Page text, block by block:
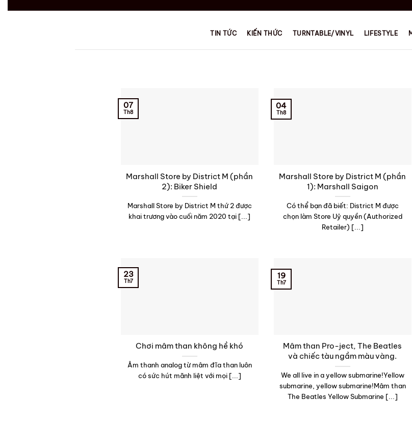
TIN TỨC KIẾN THỨC TURNTABLE/VINYL LIFESTYLE
Marshall Store by District M (phần
2): Biker Shield
Marshall Store by District M thứ 2 được
khai trương vào cuối năm 2020 tại [...]
07
Th8
Marshall Store by District M (phần
1): Marshall Saigon
Có thể bạn đã biết: District M được
chọn làm Store Uỷ quyền (Authorized
Retailer) [...]
04
Th8
Chơi mâm than không hề khó
Âm thanh analog từ mâm đĩa than luôn
có sức hút mãnh liệt với mọi [...]
23
Th7
Mâm than Pro-ject, The Beatles
và chiếc tàu ngầm màu vàng.
We all live in a yellow submarine!Yellow
submarine, yellow submarine!Mâm than
The Beatles Yellow Submarine [...]
19
Th7